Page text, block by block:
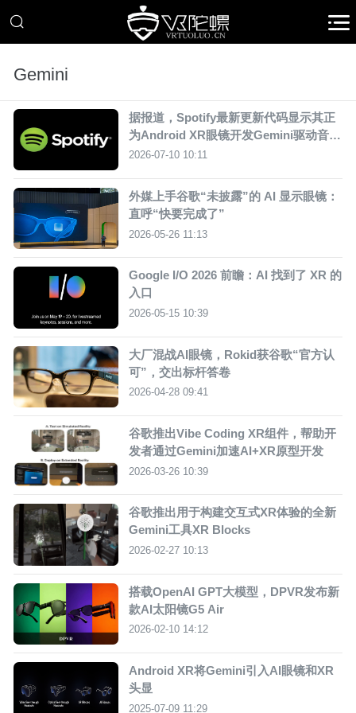
Gemini
据报道，Spotify最新更新代码显示其正
为Android XR眼镜开发Gemini驱动音乐
交互
2026-07-10 10:11
外媒上手谷歌“未披露”的 AI 显示眼镜：
直呼“快要完成了”
2026-05-26 11:13
Google I/O 2026 前瞻：AI 找到了 XR 的
入口
2026-05-15 10:39
大厂混战AI眼镜，Rokid获谷歌“官方认
可”，交出标杆答卷
2026-04-28 09:41
谷歌推出Vibe Coding XR组件，帮助开
发者通过Gemini加速AI+XR原型开发
2026-03-26 10:39
谷歌推出用于构建交互式XR体验的全新
Gemini工具XR Blocks
2026-02-27 10:13
搭载OpenAI GPT大模型，DPVR发布新
款AI太阳镜G5 Air
2026-02-10 14:12
Android XR将Gemini引入AI眼镜和XR
头显
2025-07-09 11:29